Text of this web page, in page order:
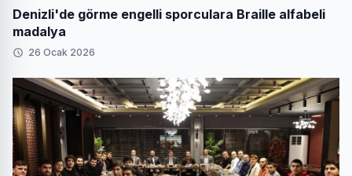
Denizli'de görme engelli sporculara Braille alfabeli
madalya
26 Ocak 2026